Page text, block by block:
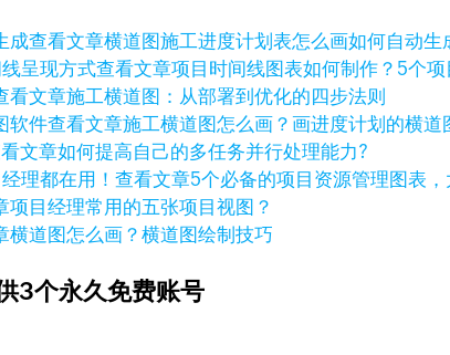
查看文章横道图施工进度计划表怎么画如何自动生
查看文章项目时间线图表如何制作？5个
看文章施工横道图：从部署到优化的四步法则
查看文章施工横道图怎么画？画进度计划的横道
文章如何提高自己的多任务并行处理能力?
查看文章5个必备的项目资源管理图表，
项目经理常用的五张项目视图？
横道图怎么画？横道图绘制技巧
3个永久免费账号